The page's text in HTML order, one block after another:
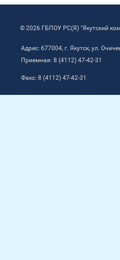
© 2026 ГБПОУ РС(Я) "Якутский
Адрес: 677004, г. Якутск, ул.
Приемная: 8 (4112) 47-42-31
Факс: 8 (4112) 47-42-31